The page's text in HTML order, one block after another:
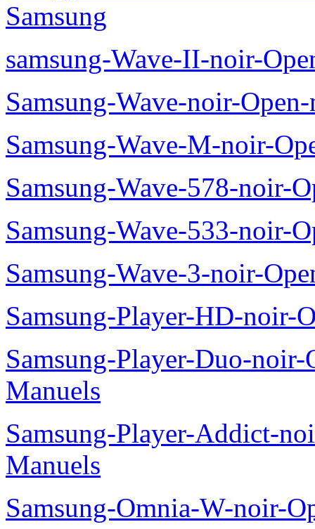
Samsung
samsung-Wave-II-noir-
Samsung-Wave-noir-
Samsung-Wave-M-noir-
Samsung-Wave-578-noir-
Samsung-Wave-533-noir-
Samsung-Wave-3-noir-
Samsung-Player-HD-noir-
Samsung-Player-Duo-
Manuels
Samsung-Player-Addict-
Manuels
Samsung-Omnia-W-noir-